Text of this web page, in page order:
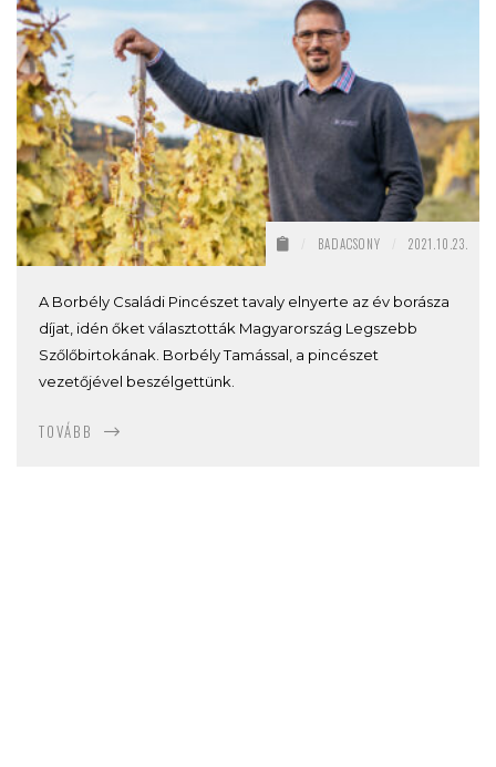
BADACSONY 2021.10.23.
A Borbély Családi Pincészet tavaly elnyerte az év borásza
díjat, idén őket választották Magyarország Legszebb
Szőlőbirtokának. Borbély Tamással, a pincészet
vezetőjével beszélgettünk.
TOVÁBB